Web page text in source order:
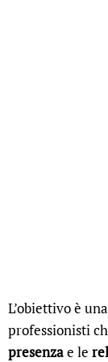
L’obiettivo è
professionisti
presenzae le